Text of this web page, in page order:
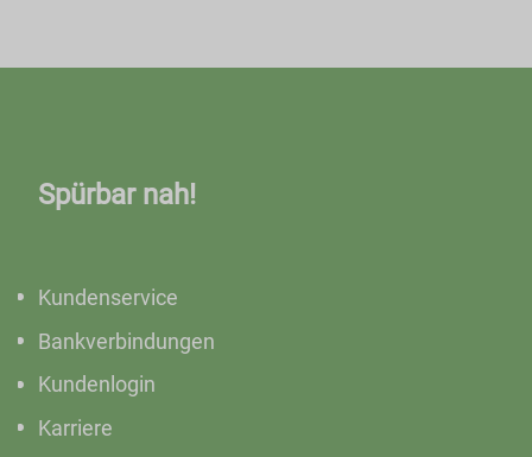
Spürbar nah!
Kundenservice
Bankverbindungen
Kundenlogin
Karriere